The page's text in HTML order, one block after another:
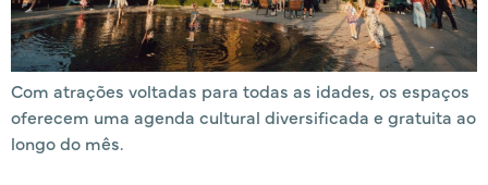
Com atrações voltadas para todas as idades, os espaços
oferecem uma agenda cultural diversificada e gratuita ao
longo do mês.